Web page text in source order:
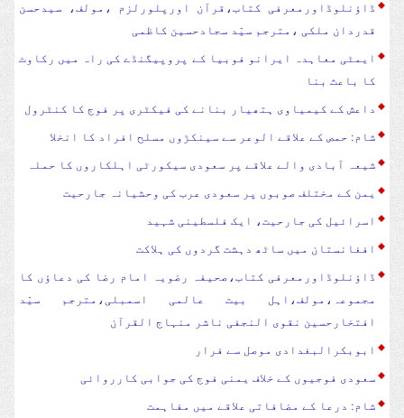
ڈاؤنلوڈاورمعرفی کتاب،قرآن اورپلورلزم ،مولف، سیدحسن
قدردان ملکی ،مترجم سیّد سجادحسین کاظمی
ایمٹی معاہدہ ایرانو فوبیا کے پروپیگنڈے کی راہ میں رکاوٹ
کا باعث بنا
داعش کے کیمیاوی ہتھیار بنانے کی فیکٹری پر فوج کا کنٹرول
شام: حمص کے علاقے الوعر سے سینکڑوں مسلح افراد کا انخلا
شیعہ آبادی والے علاقے پر سعودی سیکورٹی اہلکاروں کا حملہ
یمن کے مختلف صوبوں پر سعودی عرب کی وحشیانہ جارحیت
اسرائیل کی جارحیت، ایک فلسطینی شہید
افغانستان میں ساٹھ دہشت گردوں کی ہلاکت
ڈاؤنلوڈاورمعرفی کتاب،صحیفہ رضویہ امام رضا کی دعاؤں کا
مجموعہ،مولف،اہل بیت عالمی اسمبلی،مترجم سیّد
افتخارحسین نقوی النجفی ناشر منہاج القرآن
ابوبکرالبغدادی موصل سے فرار
سعودی فوجیوں کے خلاف یمنی فوج کی جوابی کارروائی
شام: درعا کے مضافاتی علاقے میں مفاہمت